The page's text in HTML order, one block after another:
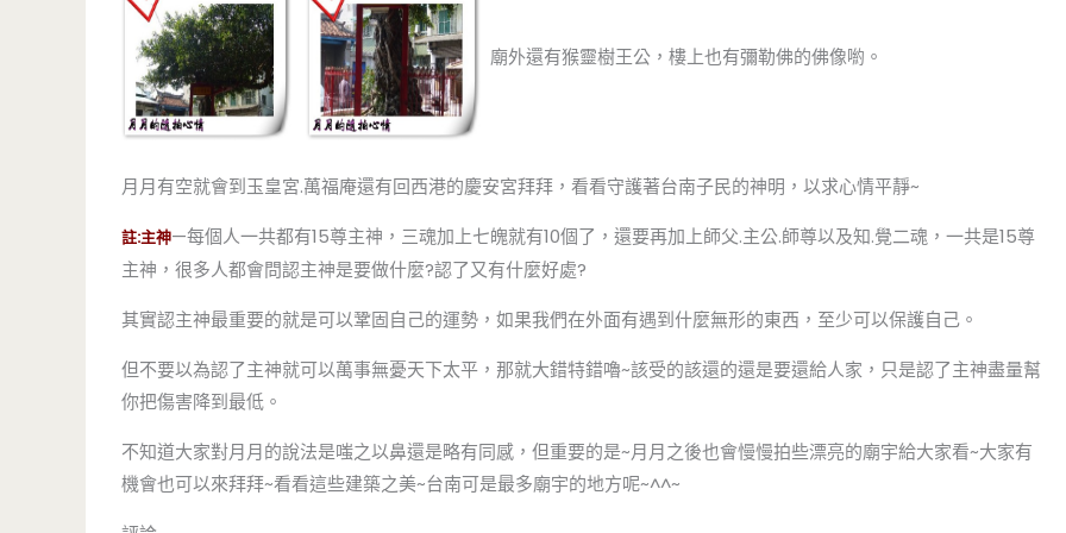
廟外還有猴靈樹王公，樓上也有彌勒佛的佛像喲。
月月有空就會到玉皇宮.萬福庵還有回西港的慶安宮拜拜，看看守護著台南子民的神明，以求心情平靜~
註:主神—每個人一共都有15尊主神，三魂加上七魄就有10個了，還要再加上師父.主公.師尊以及知.覺二魂，一共是15尊
主神，很多人都會問認主神是要做什麼?認了又有什麼好處?
其實認主神最重要的就是可以鞏固自己的運勢，如果我們在外面有遇到什麼無形的東西，至少可以保護自己。
但不要以為認了主神就可以萬事無憂天下太平，那就大錯特錯嚕~該受的該還的還是要還給人家，只是認了主神盡量幫
你把傷害降到最低。
不知道大家對月月的說法是嗤之以鼻還是略有同感，但重要的是~月月之後也會慢慢拍些漂亮的廟宇給大家看~大家有
機會也可以來拜拜~看看這些建築之美~台南可是最多廟宇的地方呢~^^~